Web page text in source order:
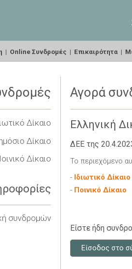
| Online Συνδρομές | Επικαιρότητα |
Δίκαιο
Δίκαιο
Δίκαιο
συνδρομών
Αγορά
Ελληνική
ΔΕΕ της
Το περιεχόμενο
- Ιδιωτικό Δίκαιο
- Ποινικό Δίκαιο
Είστε ήδη
Είσοδος στο